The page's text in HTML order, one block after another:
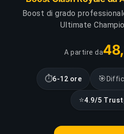
Boost di grado
Ultimate
A partire da
⏱6-12 ore 🎯
⭐4.9/5